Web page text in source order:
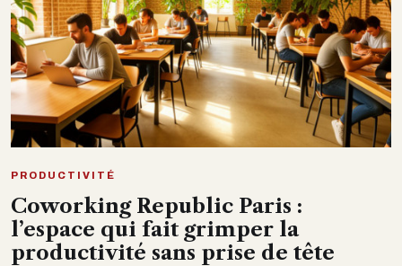
PRODUCTIVITÉ
Coworking Republic Paris :
l’espace qui fait grimper la
productivité sans prise de tête